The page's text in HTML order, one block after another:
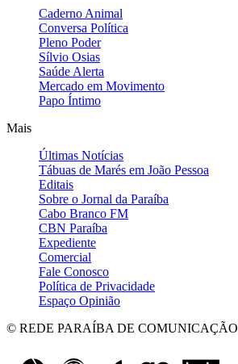
Caderno Animal
Conversa Política
Pleno Poder
Sílvio Osias
Saúde Alerta
Mercado em Movimento
Papo Íntimo
Mais
Últimas Notícias
Tábuas de Marés em João Pessoa
Editais
Sobre o Jornal da Paraíba
Cabo Branco FM
CBN Paraíba
Expediente
Comercial
Fale Conosco
Política de Privacidade
Espaço Opinião
© REDE PARAÍBA DE COMUNICAÇÃO